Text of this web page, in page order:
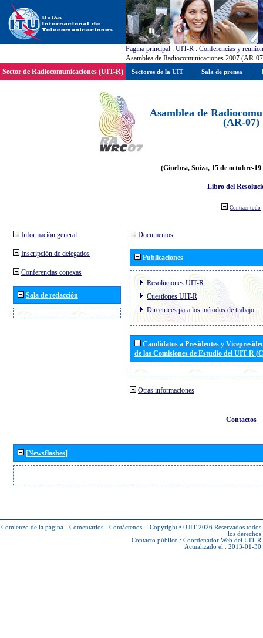
Pagína principal : UIT-R : Conferencias y
Asamblea de Radiocomunicaciones 2007 (AR-
Sector de Radiocomunicaciones (UIT-R)
Asamblea de
(AR-07)
(Ginebra, Suiza, 15 de octubre-19
Libro del
Contraer todo
Información general
Inscripción de delegados
Conferencias conexas
Sala de redacción
Documentos
Publicaciones
Resoluciones UIT-R
Cuestiones UIT-R
Directrices para los métodos de trabajo
Candidatos a Presidentes y
de las Comisiones de Estudio del UIT R
Otras informaciones
Contactos
[Newsflashes]
Comienzo de la página - Comentarios - Contáctenos - Copyright © UIT 2026 Reservados todos
los derechos
Contacto público : Coordenador Web del UIT-R
Actualizado el : 2013-01-30
Sectores de la UIT Sala de prensa